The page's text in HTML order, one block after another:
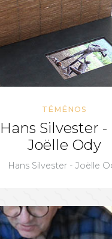
TÉMÉNOS
Silvester
Joëlle Ody
Hans Silvester - Joëlle